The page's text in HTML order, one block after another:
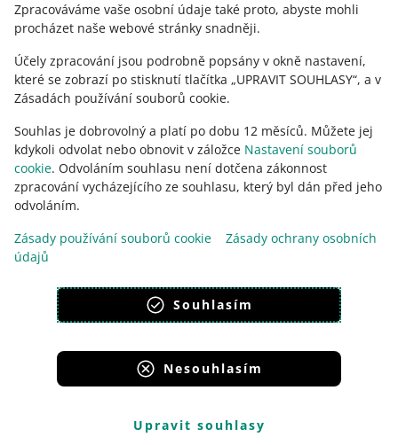
Zpracováváme vaše osobní údaje také proto, abyste mohli
procházet naše webové stránky snadněji.
Účely zpracování jsou podrobně popsány v okně nastavení,
které se zobrazí po stisknutí tlačítka „UPRAVIT SOUHLASY“, a v
Zásadách používání souborů cookie.
Souhlas je dobrovolný a platí po dobu 12 měsíců. Můžete jej
kdykoli odvolat nebo obnovit v záložce Nastavení souborů
cookie. Odvoláním souhlasu není dotčena zákonnost
zpracování vycházejícího ze souhlasu, který byl dán před jeho
odvoláním.
Zásady používání souborů cookie
Zásady ochrany osobních
údajů
Souhlasím
Nesouhlasím
Upravit souhlasy
ZAVŘÍT
Portály skupiny Allegro
Allegro.sk Allegro.hu Onedelivery.cz